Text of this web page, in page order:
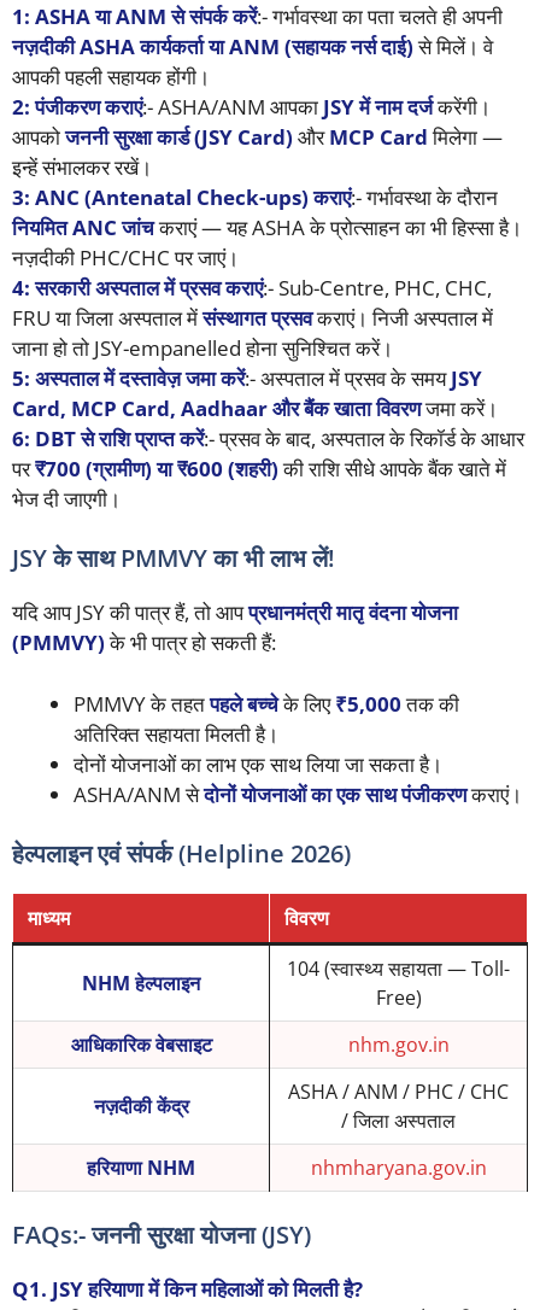
1: ASHA या ANM से संपर्क करें:- गर्भावस्था का पता चलते ही अपनी
नज़दीकी ASHA कार्यकर्ता या ANM (सहायक नर्स दाई)से मिलें। वे
आपकी पहली सहायक होंगी।
2: पंजीकरण कराएं:- ASHA/ANM आपका JSY में नाम दर्जकरेंगी।
आपकोजननी सुरक्षा कार्ड (JSY Card) औरMCP Cardमिलेगा —
इन्हें संभालकर रखें।
3: ANC (Antenatal Check-ups) कराएं:- गर्भावस्था के दौरान
नियमित ANC जांचकराएं — यह ASHA के प्रोत्साहन का भी हिस्सा है।
नज़दीकी PHC/CHC पर जाएं।
4: सरकारी अस्पताल में प्रसव कराएं:- Sub-Centre, PHC, CHC,
FRU या जिला अस्पताल मेंसंस्थागत प्रसवकराएं। निजी अस्पताल में
जाना हो तो JSY-empanelled होना सुनिश्चित करें।
5: अस्पताल में दस्तावेज़ जमा करें:- अस्पताल में प्रसव के समयJSY
Card, MCP Card, Aadhaar और बैंक खाता विवरणजमा करें।
6: DBT से राशि प्राप्त करें:- प्रसव के बाद, अस्पताल के रिकॉर्ड के आधार
पर₹700 (ग्रामीण) या ₹600 (शहरी)की राशि सीधे आपके बैंक खाते में
भेज दी जाएगी।
JSY के साथ PMMVY का भी लाभ लें!
यदि आप JSY की पात्र हैं, तो आपप्रधानमंत्री मातृ वंदना योजना
(PMMVY)के भी पात्र हो सकती हैं:
PMMVY के तहतपहले बच्चेके लिए₹5,000तक की
अतिरिक्त सहायता मिलती है।
दोनों योजनाओं का लाभ एक साथ लिया जा सकता है।
ASHA/ANM सेदोनों योजनाओं का एक साथ पंजीकरणकराएं।
हेल्पलाइन एवं संपर्क (Helpline 2026)
माध्यम विवरण
NHM हेल्पलाइन
104 (स्वास्थ्य सहायता — Toll-
Free)
आधिकारिक वेबसाइट
nhm.gov.in
नज़दीकी केंद्र
ASHA / ANM / PHC / CHC
/ जिला अस्पताल
हरियाणा NHM
nhmharyana.gov.in
FAQs:- जननी सुरक्षा योजना (JSY)
Q1. JSY हरियाणा में किन महिलाओं को मिलती है?